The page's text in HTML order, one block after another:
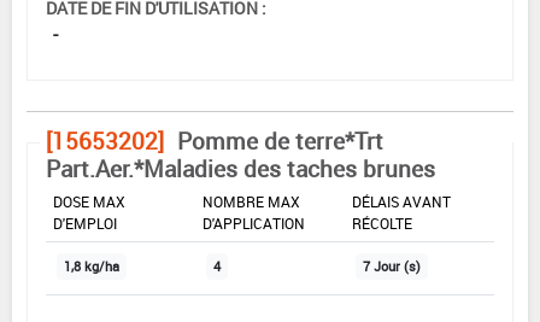
DATE DE FIN D'UTILISATION :
-
[15653202] Pomme de terre*Trt
Part.Aer.*Maladies des taches brunes
DOSE MAX
D'EMPLOI
NOMBRE MAX
D'APPLICATION
DÉLAIS AVANT
RÉCOLTE
1,8 kg/ha 4 7 Jour (s)